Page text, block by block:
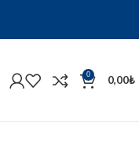
0 0,00₺